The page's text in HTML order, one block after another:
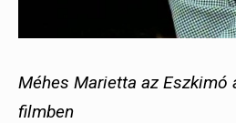
Méhes Marietta az Eszkimó
filmben